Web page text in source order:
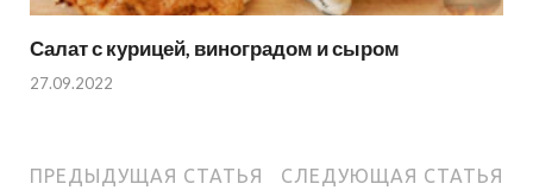
Салат с курицей, виноградом и сыром
27.09.2022
ПРЕДЫДУЩАЯ СТАТЬЯ СЛЕДУЮЩАЯ СТАТЬЯ